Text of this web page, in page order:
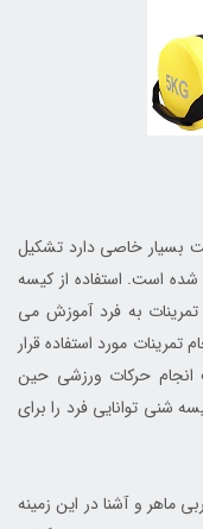
بسیار خاصی دارد تشکیل
است. استفاده از کیسه
به فرد آموزش می
تمرینات مورد استفاده قرار
انجام حرکات ورزشی حین
شنی توانایی فرد را برای
ماهر و آشنا در این زمینه